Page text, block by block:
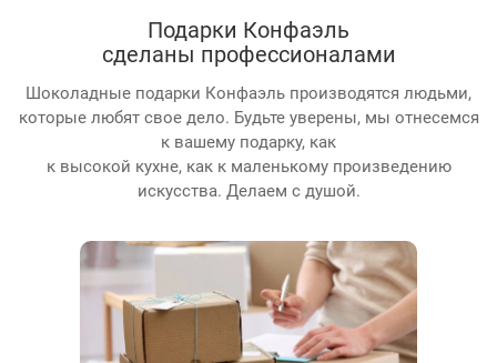
Подарки Конфаэль
сделаны профессионалами
Шоколадные подарки Конфаэль производятся людьми,
которые любят свое дело. Будьте уверены, мы отнесемся
к вашему подарку, как
к высокой кухне, как к маленькому произведению
искусства. Делаем с душой.